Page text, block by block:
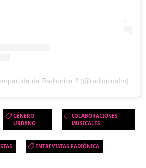
de Radiónica ? (@radionicafm)
GÉNERO
URBANO
COLABORACIONES
MUSICALES
ENTREVISTAS RADIÓNICA